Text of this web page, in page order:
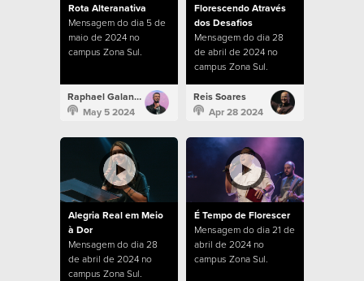
Rota Alteranativa
Mensagem do dia 5 de
maio de 2024 no
campus Zona Sul.
Raphael Galante
May 5 2024
Florescendo Através
dos Desafios
Mensagem do dia 28
de abril de 2024 no
campus Zona Sul.
Reis Soares
Apr 28 2024
Alegria Real em Meio
à Dor
Mensagem do dia 28
de abril de 2024 no
campus Zona Sul.
É Tempo de Florescer
Mensagem do dia 21 de
abril de 2024 no
campus Zona Sul.